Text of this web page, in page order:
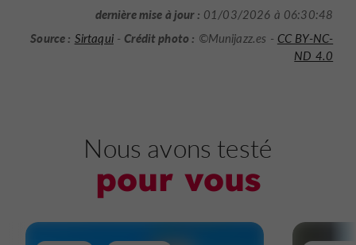
dernière mise à jour : 01/03/2026 à 06:30:48
Source : Sirtaqui-Crédit photo : ©Munijazz.es - CC BY-NC-
ND 4.0
Nous avons testé
pour vous